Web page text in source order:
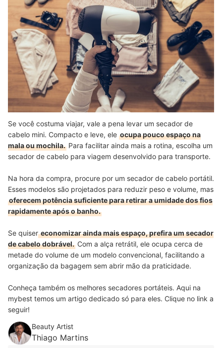
Se você costuma viajar, vale a pena levar um secador de
cabelo mini. Compacto e leve, ele ocupa pouco espaço na
mala ou mochila. Para facilitar ainda mais a rotina, escolha um
secador de cabelo para viagem desenvolvido para transporte.
Na hora da compra, procure por um secador de cabelo portátil.
Esses modelos são projetados para reduzir peso e volume, mas
oferecem potência suficiente para retirar a umidade dos fios
rapidamente após o banho.
Se quisereconomizar ainda mais espaço, prefira um secador
de cabelo dobrável. Com a alça retrátil, ele ocupa cerca de
metade do volume de um modelo convencional, facilitando a
organização da bagagem sem abrir mão da praticidade.
Conheça também os melhores secadores portáteis. Aqui na
mybest temos um artigo dedicado só para eles. Clique no link a
seguir!
Beauty Artist
Thiago Martins